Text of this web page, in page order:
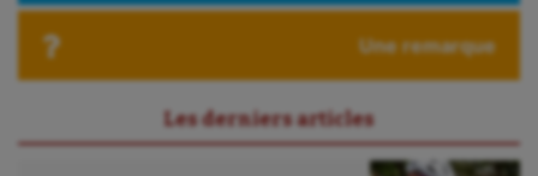
Paddle
Patinage artistique
Pétanque
Une remarque
Les derniers articles